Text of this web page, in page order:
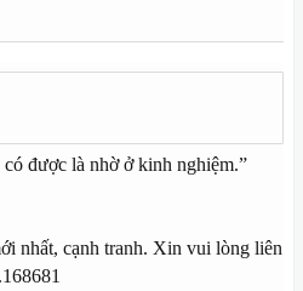
được là nhờ ở kinh nghiệm.”
nhất, cạnh tranh. Xin vui lòng liên